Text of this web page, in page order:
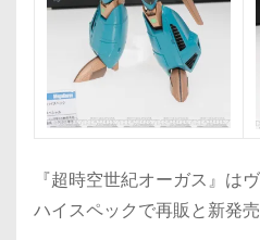
『超時空世紀オーガス』は
ハイスペックで再販と新発売